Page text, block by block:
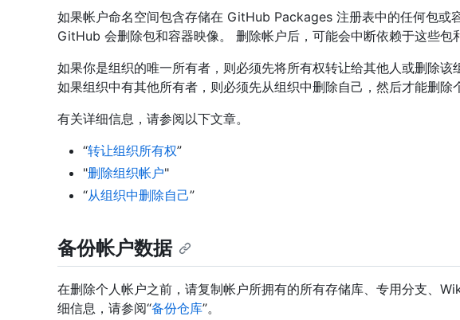
如果帐户命名空间包含存储在 GitHub Packages 注册表中的任何包或
GitHub 会删除包和容器映像。 删除帐户后，可能会中断依赖于这些包
如果你是组织的唯一所有者，则必须先将所有权转让给其他人或删除该
如果组织中有其他所有者，则必须先从组织中删除自己，然后才能删除
有关详细信息，请参阅以下文章。
“转让组织所有权”
"删除组织帐户"
“从组织中删除自己”
备份帐户数据
在删除个人帐户之前，请复制帐户所拥有的所有存储库、专用分支、
细信息，请参阅“备份仓库”。